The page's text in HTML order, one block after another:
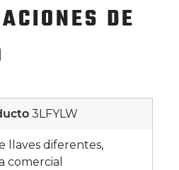
DE
3LFYLW
llaves diferentes,
comercial